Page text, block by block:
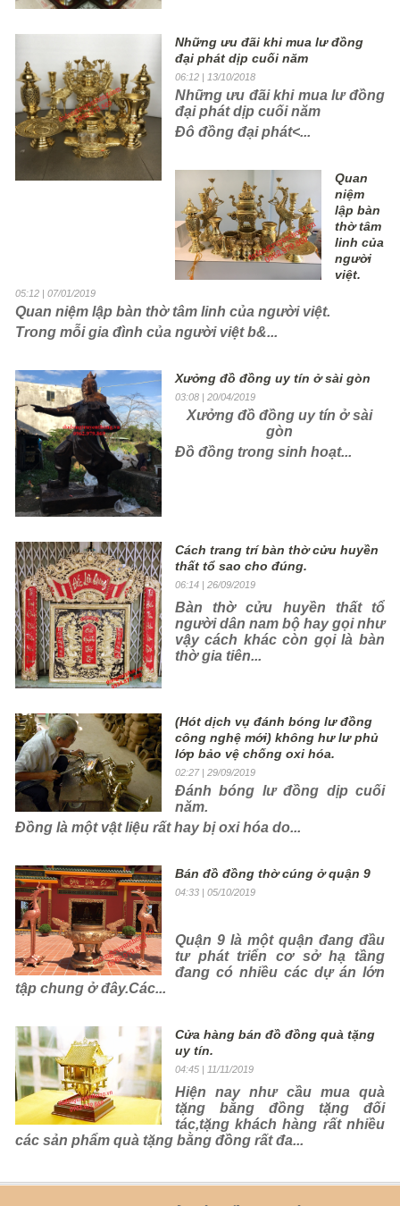
Những ưu đãi khi mua lư đồng
đại phát dịp cuối năm
06:12| 13/10/2018
Những ưu đãi khi mua lư đồng
đại phát dịp cuối năm
Đô đồng đại phát<...
Quan
niệm
lập bàn
thờ tâm
linh của
người
việt.
05:12| 07/01/2019
Quan niệm lập bàn thờ tâm linh của người việt.
Trong mỗi gia đình của người việt b&...
Xưởng đồ đồng uy tín ở sài gòn
03:08| 20/04/2019
Xưởng đồ đồng uy tín ở sài
gòn
Đồ đồng trong sinh hoạt...
Cách trang trí bàn thờ cửu huyền
thất tổ sao cho đúng.
06:14| 26/09/2019
Bàn thờ cửu huyền thất tổ
người dân nam bộ hay gọi như
vậy cách khác còn gọi là bàn
thờ gia tiên...
(Hót dịch vụ đánh bóng lư đồng
công nghệ mới) không hư lư phủ
lớp bảo vệ chống oxi hóa.
02:27| 29/09/2019
Đánh bóng lư đồng dịp cuối
năm.
Đồng là một vật liệu rất hay bị oxi hóa do...
Bán đồ đồng thờ cúng ở quận 9
04:33| 05/10/2019
Quận 9 là một quận đang đầu
tư phát triển cơ sở hạ tầng
đang có nhiều các dự án lớn
tập chung ở đây.Các...
Cửa hàng bán đồ đồng quà tặng
uy tín.
04:45| 11/11/2019
Hiện nay như cầu mua quà
tặng bằng đồng tặng đối
tác,tặng khách hàng rất nhiều
các sản phẩm quà tặng bằng đồng rất đa...